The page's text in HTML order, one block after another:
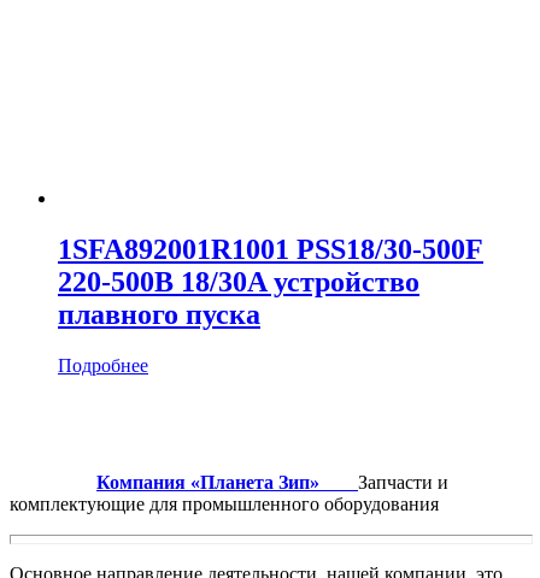
1SFA892001R1001 PSS18/30-500F
220-500В 18/30A устройство
плавного пуска
Подробнее
Компания «Планета Зип» Запчасти и
комплектующие для промышленного оборудования
Основное направление деятельности нашей компании это